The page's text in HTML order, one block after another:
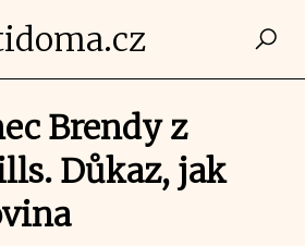
Brendy z
Důkaz, jak